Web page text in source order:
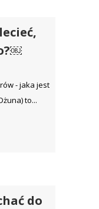
- jaka jest
to...
do